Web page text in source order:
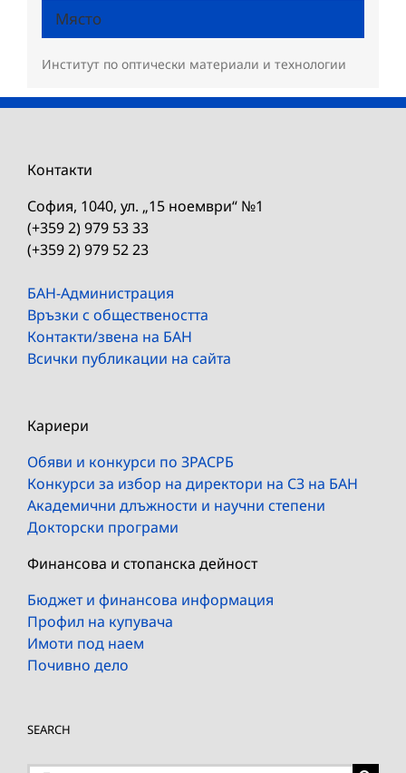
Място
Институт по оптически материали и технологии
Контакти
София, 1040, ул. „15 ноември“ №1
(+359 2) 979 53 33
(+359 2) 979 52 23
БАН-Администрация
Връзки с обществеността
Контакти/звена на БАН
Всички публикации на сайта
Кариери
Обяви и конкурси по ЗРАСРБ
Конкурси за избор на директори на СЗ на БАН
Академични длъжности и научни степени
Докторски програми
Финансова и стопанска дейност
Бюджет и финансова информация
Профил на купувача
Имоти под наем
Почивно дело
SEARCH